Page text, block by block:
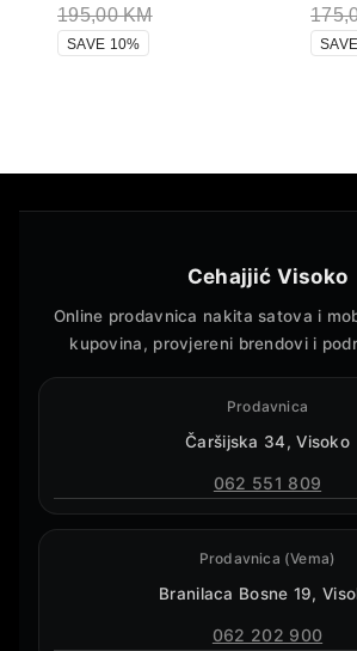
195,00KM
SAVE 10%
Cehajjić Visoko
Online prodavnica nakita satova i
kupovina, provjereni brendovi i
Prodavnica
Čaršijska 34, Visoko
062 551 809
Prodavnica (Vema)
Branilaca Bosne 19,
062 202 900